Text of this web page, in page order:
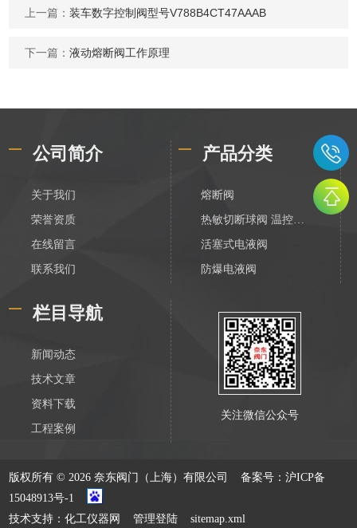
上一篇：装车数字控制阀型号V788B4CT47AAAB
下一篇：液动熔断阀工作原理
公司简介
关于我们
荣誉资质
在线留言
联系我们
产品分类
熔断阀
热敏切断球阀 温控切断阀
活塞式电液阀
防爆电液阀
装车数字控制阀
不锈钢活塞式电液阀
V788活塞式电液阀
膜片式电液阀
油库防爆紧急切断阀
电动执行机构
栏目导航
新闻动态
技术文章
资料下载
工程案例
关注微信公众号
版权所有 © 2026 奈东阀门（上海）有限公司备案号：沪ICP备
15048913号-1
技术支持：化工仪器网 管理登陆 sitemap.xml